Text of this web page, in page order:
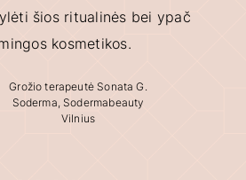
šios ritualinės bei ypač
kosmetikos.
Grožio terapeutė Sonata G.
Soderma, Sodermabeauty
Vilnius